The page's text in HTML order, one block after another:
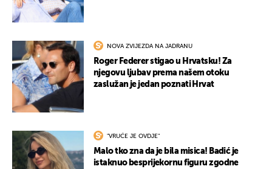
NOVA ZVIJEZDA NA JADRANU
Roger Federer stigao u Hrvatsku! Za
njegovu ljubav prema našem otoku
zaslužan je jedan poznati Hrvat
"VRUĆE JE OVDJE"
Malo tko zna da je bila misica! Badić je
istaknuo besprijekornu figuru zgodne